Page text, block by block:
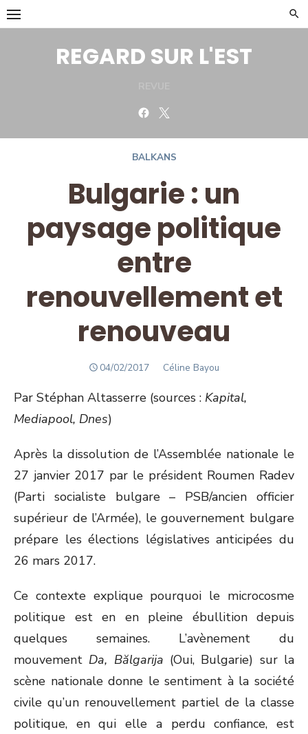
Skip
to
REGARD SUR L'EST
Facebook
BALKANS
Bulgarie : un
paysage politique
entre
renouvellement et
renouveau
POSTED
04/02/2017 Author
Céline Bayou
Par Stéphan Altasserre (sources : Kapital,
Mediapool, Dnes)
Après la dissolution de l’Assemblée nationale le
27 janvier 2017 par le président Roumen Radev
(Parti socialiste bulgare – PSB/ancien officier
supérieur de l’Armée), le gouvernement bulgare
prépare les élections législatives anticipées du
26 mars 2017.
Ce contexte explique pourquoi le microcosme
politique est en en pleine ébullition depuis
quelques semaines. L’avènement du
mouvement Da, Bălgarija (Oui, Bulgarie) sur la
scène nationale donne le sentiment à la société
civile qu’un renouvellement partiel de la classe
politique, en qui elle a perdu confiance, est